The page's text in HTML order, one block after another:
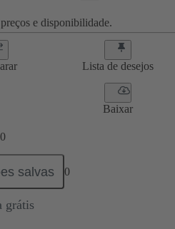
e disponibilidade.
Lista de desejos
Baixar
0
salvas 0
grátis